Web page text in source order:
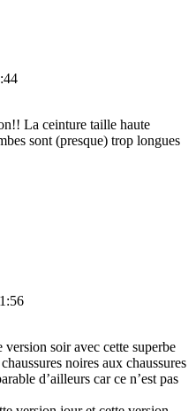
La ceinture taille haute
sont (presque) trop longues
version soir avec cette superbe
noires aux chaussures
d’ailleurs car ce n’est pas